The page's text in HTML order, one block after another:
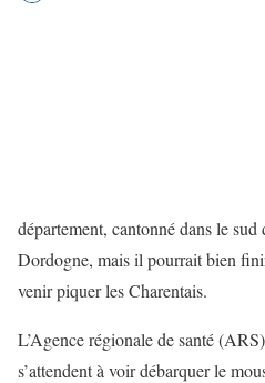
département, cantonné dans le
Dordogne, mais il pourrait bien
venir piquer les Charentais.
L’Agence régionale de santé
s’attendent à voir débarquer le